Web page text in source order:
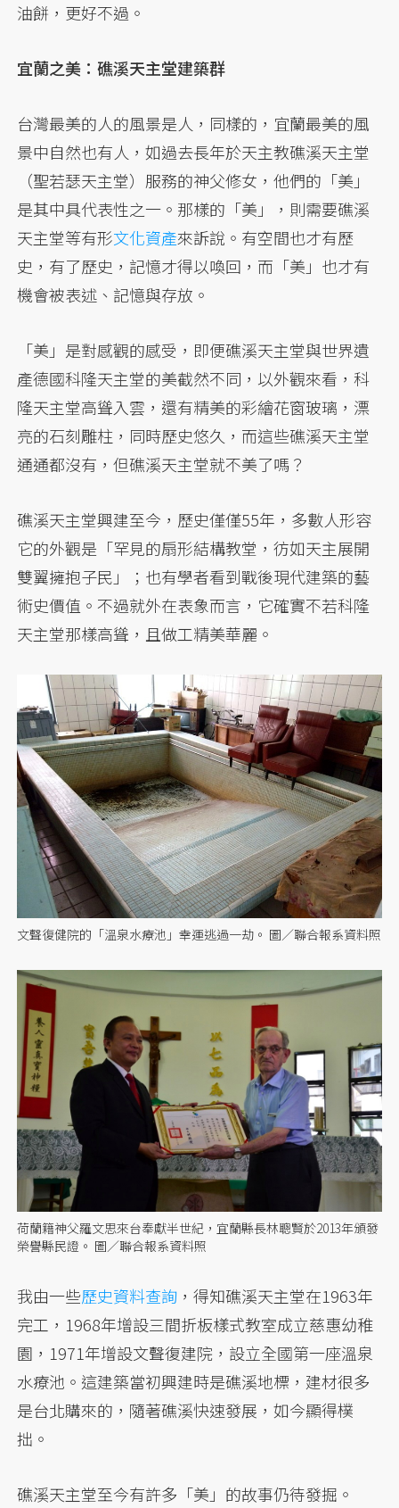
油餅，更好不過。
宜蘭之美：礁溪天主堂建築群
台灣最美的人的風景是人，同樣的，宜蘭最美的風
景中自然也有人，如過去長年於天主教礁溪天主堂
（聖若瑟天主堂）服務的神父修女，他們的「美」
是其中具代表性之一。那樣的「美」，則需要礁溪
天主堂等有形文化資產來訴說。有空間也才有歷
史，有了歷史，記憶才得以喚回，而「美」也才有
機會被表述、記憶與存放。
「美」是對感觀的感受，即便礁溪天主堂與世界遺
產德國科隆天主堂的美截然不同，以外觀來看，科
隆天主堂高聳入雲，還有精美的彩繪花窗玻璃，漂
亮的石刻雕柱，同時歷史悠久，而這些礁溪天主堂
通通都沒有，但礁溪天主堂就不美了嗎？
礁溪天主堂興建至今，歷史僅僅55年，多數人形容
它的外觀是「罕見的扇形結構教堂，彷如天主展開
雙翼擁抱子民」；也有學者看到戰後現代建築的藝
術史價值。不過就外在表象而言，它確實不若科隆
天主堂那樣高聳，且做工精美華麗。
文聲復健院的「溫泉水療池」幸運逃過一劫。 圖／聯合報系資料照
荷蘭籍神父羅文思來台奉獻半世紀，宜蘭縣長林聰賢於2013年頒發
榮譽縣民證。 圖／聯合報系資料照
我由一些歷史資料查詢 ，得知礁溪天主堂在1963年
完工，1968年增設三間折板樣式教室成立慈惠幼稚
園，1971年增設文聲復建院，設立全國第一座溫泉
水療池。這建築當初興建時是礁溪地標，建材很多
是台北購來的，隨著礁溪快速發展，如今顯得樸
拙。
礁溪天主堂至今有許多「美」的故事仍待發掘。